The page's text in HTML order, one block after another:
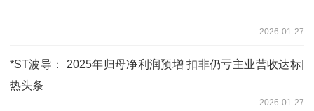
2026-01-27
*ST波导： 2025年归母净利润预增 扣非仍亏主业营收达标|
热头条
2026-01-27